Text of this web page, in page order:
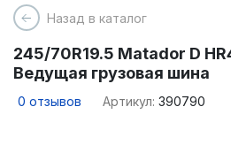
Назад в каталог
245/70R19.5 Matador D
Ведущая грузовая шина
0 отзывов Артикул: 390790